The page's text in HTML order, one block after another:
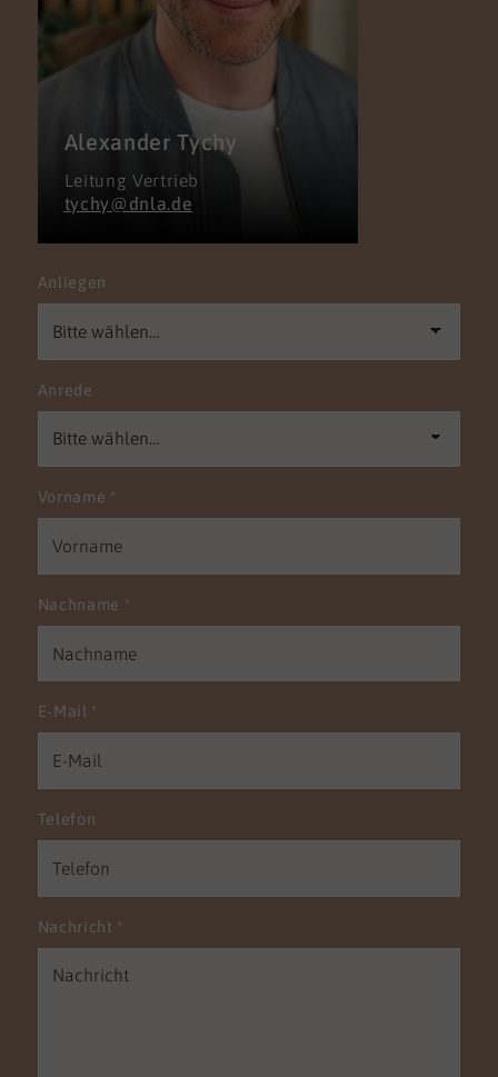
Alexander Tychy
Leitung Vertrieb
tychy@dnla.de
Anliegen
Anrede
Vorname *
Nachname *
E-Mail *
Telefon
Nachricht *